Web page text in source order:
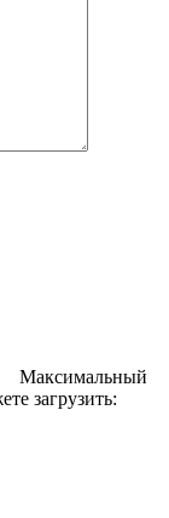
Максимальный
загрузить: